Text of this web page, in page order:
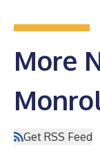
More
Get RSS Feed